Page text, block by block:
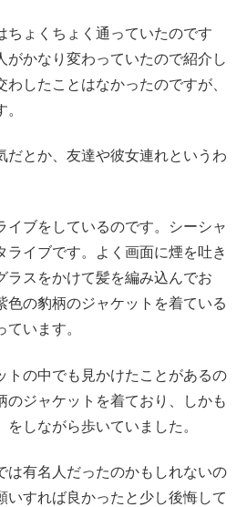
ょくちょく通っていたのです
がかなり変わっていたので紹介し
わしたことはなかったのですが、
とか、友達や彼女連れというわ
ブをしているのです。シーシャ
ライブです。よく画面に煙を吐き
ラスをかけて髪を編み込んでお
色の豹柄のジャケットを着ている
います。
の中でも見かけたことがあるの
のジャケットを着ており、しかも
しながら歩いていました。
有名人だったのかもしれないの
いすれば良かったと少し後悔して